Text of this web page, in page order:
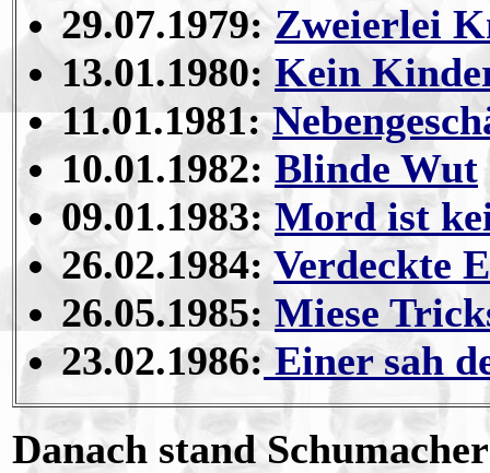
29.07.1979: Zweierlei
13.01.1980:Kein
11.01.1981:
10.01.1982: Blinde Wut
09.01.1983:Mord ist
26.02.1984: Verdeckte
26.05.1985: Miese
23.02.1986:Einer sah
Danach stand